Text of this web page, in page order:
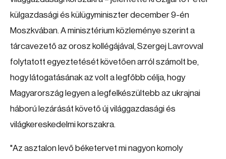
külgazdasági és külügyminiszter december 9-én
Moszkvában. A minisztérium közleménye szerint a
tárcavezető az orosz kollégájával, Szergej Lavrovval
folytatott egyeztetését követően arról számolt be,
hogy látogatásának az volt a legfőbb célja, hogy
Magyarország legyen a legfelkészültebb az ukrajnai
háború lezárását követő új világgazdasági és
világkereskedelmi korszakra.
"Az asztalon levő béketervet mi nagyon komoly